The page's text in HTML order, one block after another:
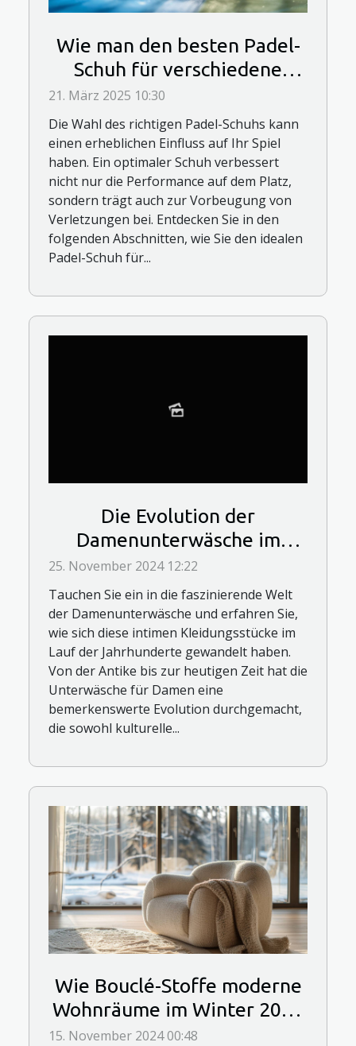
Wie man den besten Padel-
Schuh für verschiedene
Spielstile auswählt
21. März 2025 10:30
Die Wahl des richtigen Padel-Schuhs kann
einen erheblichen Einfluss auf Ihr Spiel
haben. Ein optimaler Schuh verbessert
nicht nur die Performance auf dem Platz,
sondern trägt auch zur Vorbeugung von
Verletzungen bei. Entdecken Sie in den
folgenden Abschnitten, wie Sie den idealen
Padel-Schuh für...
Die Evolution der
Damenunterwäsche im
Laufe der Jahrhunderte
25. November 2024 12:22
Tauchen Sie ein in die faszinierende Welt
der Damenunterwäsche und erfahren Sie,
wie sich diese intimen Kleidungsstücke im
Lauf der Jahrhunderte gewandelt haben.
Von der Antike bis zur heutigen Zeit hat die
Unterwäsche für Damen eine
bemerkenswerte Evolution durchgemacht,
die sowohl kulturelle...
Wie Bouclé-Stoffe moderne
Wohnräume im Winter 2024
wärmen
15. November 2024 00:48